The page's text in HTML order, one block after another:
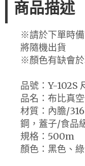
商品描述
※請於下單時
將隨機出貨
※顏色有缺會
品號：Y-102S
品名：布比真
材質：內膽/
鋼，蓋子/食品
規格：500m
顏色：黑色、